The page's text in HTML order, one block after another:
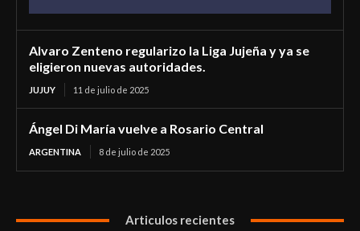
Alvaro Zenteno regularizo la Liga Jujeña y ya se
eligieron nuevas autoridades.
JUJUY 11 de julio de 2025
Ángel Di María vuelve a Rosario Central
ARGENTINA 8 de julio de 2025
Articulos recientes